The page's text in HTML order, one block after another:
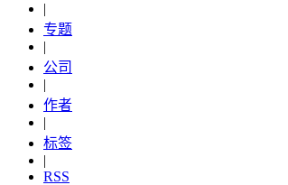
|
专题
|
公司
|
作者
|
标签
|
RSS